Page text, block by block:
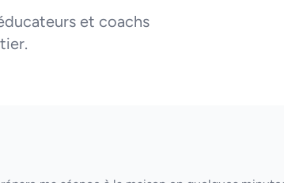
et coachs